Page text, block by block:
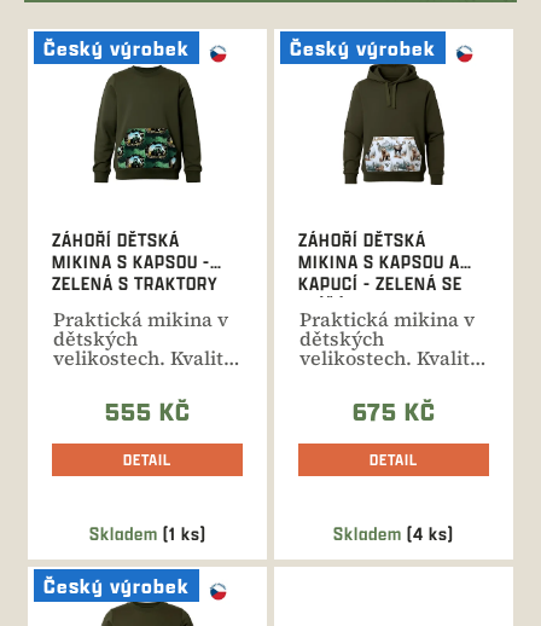
ý
p
Český výrobek
Skladem (1 ks)
ZÁHOŘÍ DĚTSKÁ
MIKINA S KAPSOU -
ZELENÁ S TRAKTORY
Praktická mikina v
dětských
velikostech. Kvalitní
555 KČ
DETAIL
Český výrobek
Skladem (4 ks)
ZÁHOŘÍ DĚTSKÁ
MIKINA S KAPSOU A
KAPUCÍ - ZELENÁ SE
ZVÍŘÁTKY
Praktická mikina v
dětských
velikostech. Kvalitní
675 KČ
DETAIL
Český výrobek